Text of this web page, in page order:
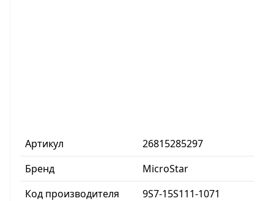
Артикул
26815285297
Бренд
MicroStar
Код производителя
9S7-15S111-1071